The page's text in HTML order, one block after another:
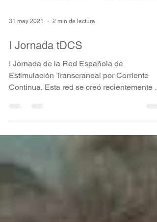
31 may 2021 2 min de lectura
I Jornada tDCS
I Jornada de la Red Española de
Estimulación Transcraneal por Corriente
Continua. Esta red se creó recientemente